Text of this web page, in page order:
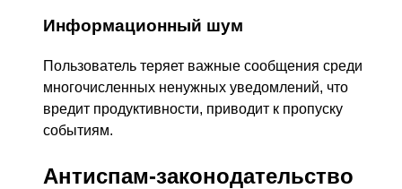
Информационный шум
Пользователь теряет важные сообщения среди
многочисленных ненужных уведомлений, что
вредит продуктивности, приводит к пропуску
событиям.
Антиспам-законодательство